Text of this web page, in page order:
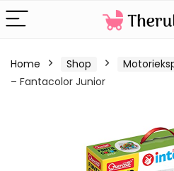
Home Shop
– Fantacolor Junior